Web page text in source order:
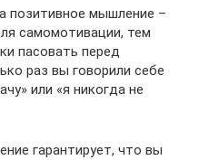
позитивное мышление –
самомотивации, тем
пасовать перед
раз вы говорили себе
или «я никогда не
гарантирует, что вы